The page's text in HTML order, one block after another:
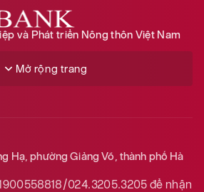
và Phát triển Nông thôn Việt Nam
Mở rộng trang
Hạ, phường Giảng Võ, thành phố Hà
024.3205.3205để nhận